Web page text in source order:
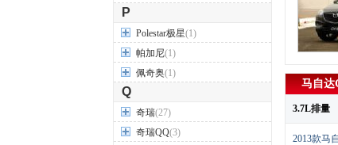
P
Polestar极星(1)
帕加尼(1)
佩奇奥(1)
Q
奇瑞(27)
奇瑞QQ(3)
马自达
3.7L排量
2013款马